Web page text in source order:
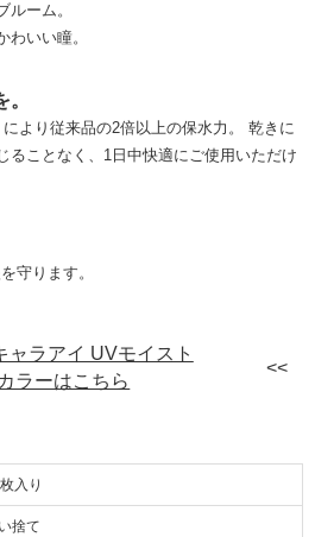
ーム。
わいい瞳。
より従来品の2倍以上の保水力。 乾きに
ることなく、1日中快適にご使用いただけ
守ります。
ャラアイ UVモイスト
ラーはこちら
入り
捨て